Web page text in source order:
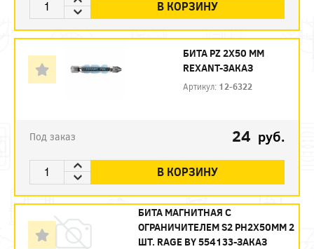
В КОРЗИНУ
БИТА PZ 2X50 ММ
REXANT-ЗАКАЗ
Артикул: 12-6322
Под заказ 24 руб.
В КОРЗИНУ
БИТА МАГНИТНАЯ С
ОГРАНИЧИТЕЛЕМ S2 PH2X50ММ 2
ШТ. RAGE BY 554133-ЗАКАЗ